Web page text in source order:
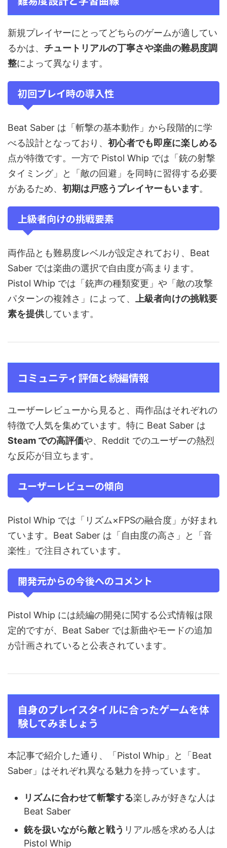
新規プレイヤーにとってどちらのゲームが適してい
るかは、 チュートリアルの丁寧さや楽曲の難易度調
整によって異なります。
初回プレイ時の導入性
Beat Saber は「斬撃の基本動作」から段階的に学
べる設計となっており、 初心者でも即座に楽しめる
点が特徴です。一方で Pistol Whip では「銃の射撃
タイミング」と「敵の回避」を同時に習得する必要
があるため、 初期は戸惑うプレイヤーもいます。
上級者向けの挑戦要素
両作品とも難易度レベルが設定されており、Beat
Saber では楽曲の選択で自由度が高まります。
Pistol Whip では「銃声の種類変更」や「敵の攻撃
パターンの複雑さ」によって、
上級者向けの挑戦要
素を提供しています。
コミュニティ評価と続編情報
ユーザーレビューから見ると、両作品はそれぞれの
特徴で人気を集めています。特に Beat Saber は
Steam での高評価や、Reddit でのユーザーの熱烈
な反応が目立ちます。
ユーザーレビューの傾向
Pistol Whip では「リズム×FPSの融合度」が好まれ
ています。Beat Saber は「自由度の高さ」と「音
楽性」で注目されています。
開発元からの今後へのコメント
Pistol Whip には続編の開発に関する公式情報は限
定的ですが、Beat Saber では新曲やモードの追加
が計画されていると公表されています。
自身のプレイスタイルに合ったゲームを体
験してみましょう
本記事で紹介した通り、「Pistol Whip」と「Beat
Saber」はそれぞれ異なる魅力を持っています。
リズムに合わせて斬撃する楽しみが好きな人は
Beat Saber
銃を扱いながら敵と戦う リアル感を求める人は
Pistol Whip